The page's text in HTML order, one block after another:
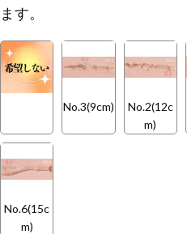
ます。
No.3(9cm)
No.2(12c
m)
No.6(15c
m)